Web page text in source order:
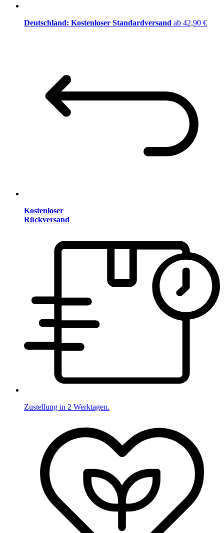
Deutschland: Kostenloser Standardversand ab 42,90 €
Kostenloser
Rückversand
Zustellung in 2 Werktagen.